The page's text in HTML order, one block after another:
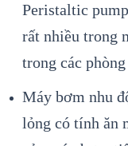
Peristaltic
rất nhiều trong
trong các
Máy bơm nhu
lỏng có tính ăn